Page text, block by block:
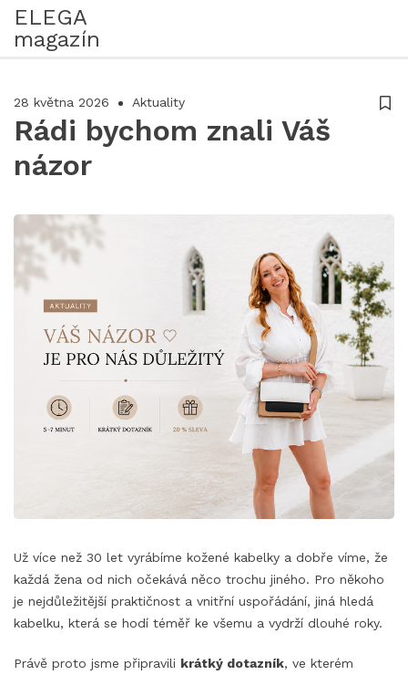
ELEGA
magazín
28 května 2026 Aktuality
Rádi bychom znali Váš
názor
Už více než 30 let vyrábíme kožené kabelky a dobře víme, že
každá žena od nich očekává něco trochu jiného. Pro někoho
je nejdůležitější praktičnost a vnitřní uspořádání, jiná hledá
kabelku, která se hodí téměř ke všemu a vydrží dlouhé roky.
Právě proto jsme připravili krátký dotazník, ve kterém